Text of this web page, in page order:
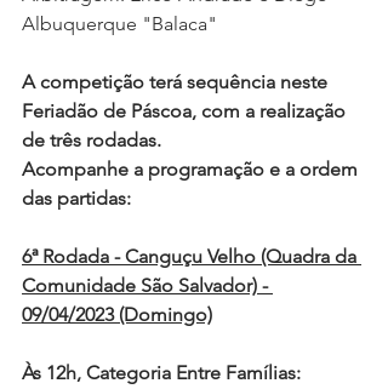
Albuquerque "Balaca"
A competição terá sequência neste
Feriadão de Páscoa, com a realização
de três rodadas.
Acompanhe a programação e a ordem
das partidas:
6ª Rodada - Canguçu Velho (Quadra da
Comunidade São Salvador) -
09/04/2023 (Domingo)
Às 12h, Categoria Entre Famílias: